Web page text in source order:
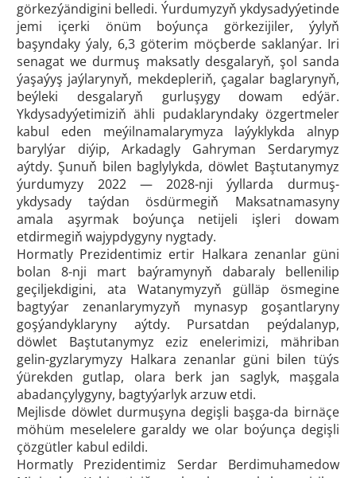
görkezýändigini belledi. Ýurdumyzyň ykdysadyýetinde
jemi içerki önüm boýunça görkezijiler, ýylyň
başyndaky ýaly, 6,3 göterim möçberde saklanýar. Iri
senagat we durmuş maksatly desgalaryň, şol sanda
ýaşaýyş jaýlarynyň, mekdepleriň, çagalar baglarynyň,
beýleki desgalaryň gurluşygy dowam edýär.
Ykdysadyýetimiziň ähli pudaklaryndaky özgertmeler
kabul eden meýilnamalarymyza laýyklykda alnyp
barylýar diýip, Arkadagly Gahryman Serdarymyz
aýtdy. Şunuň bilen baglylykda, döwlet Baştutanymyz
ýurdumyzy 2022 — 2028-nji ýyllarda durmuş-
ykdysady taýdan ösdürmegiň Maksatnamasyny
amala aşyrmak boýunça netijeli işleri dowam
etdirmegiň wajypdygyny nygtady.
Hormatly Prezidentimiz ertir Halkara zenanlar güni
bolan 8-nji mart baýramynyň dabaraly bellenilip
geçiljekdigini, ata Watanymyzyň gülläp ösmegine
bagtyýar zenanlarymyzyň mynasyp goşantlaryny
goşýandyklaryny aýtdy. Pursatdan peýdalanyp,
döwlet Baştutanymyz eziz enelerimizi, mähriban
gelin-gyzlarymyzy Halkara zenanlar güni bilen tüýs
ýürekden gutlap, olara berk jan saglyk, maşgala
abadançylygyny, bagtyýarlyk arzuw etdi.
Mejlisde döwlet durmuşyna degişli başga-da birnäçe
möhüm meselelere garaldy we olar boýunça degişli
çözgütler kabul edildi.
Hormatly Prezidentimiz Serdar Berdimuhamedow